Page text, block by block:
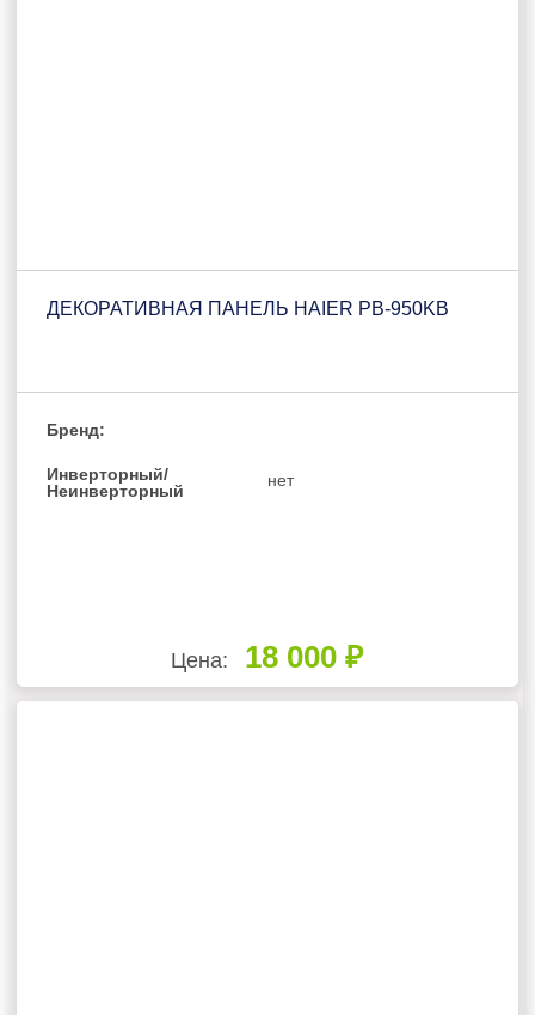
ДЕКОРАТИВНАЯ ПАНЕЛЬ HAIER PB-950KB
Бренд:
Инверторный/
Неинверторный
нет
Цена: 18 000 ₽